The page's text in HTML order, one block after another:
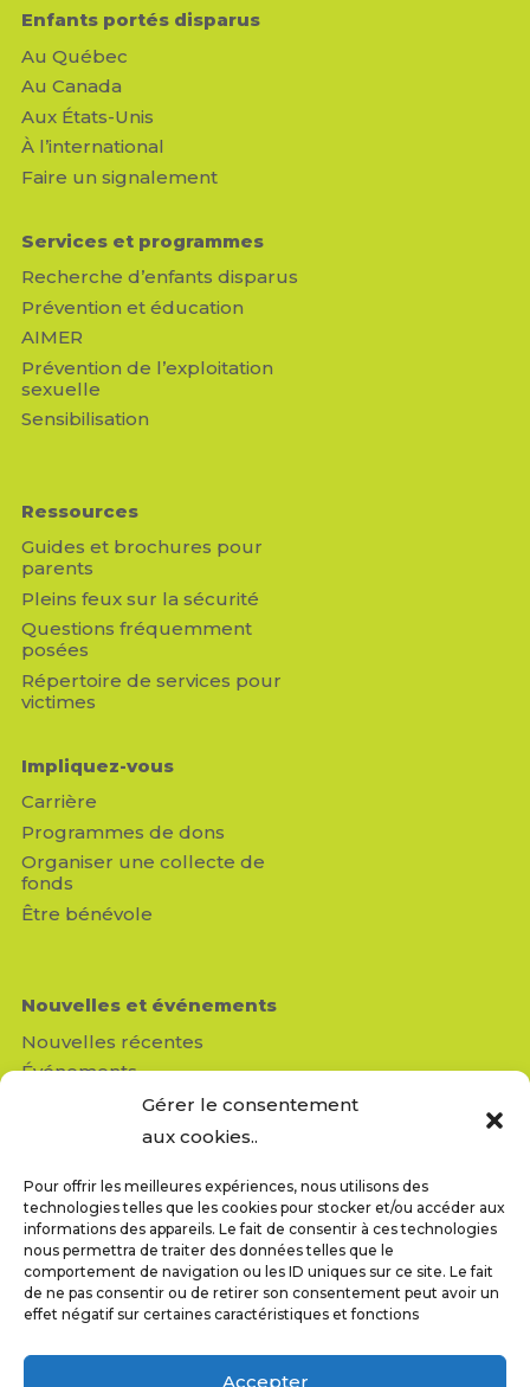
Gérer le consentement
aux cookies..
Pour offrir les meilleures expériences, nous utilisons des
technologies telles que les cookies pour stocker et/ou accéder aux
informations des appareils. Le fait de consentir à ces technologies
nous permettra de traiter des données telles que le
comportement de navigation ou les ID uniques sur ce site. Le fait
de ne pas consentir ou de retirer son consentement peut avoir un
effet négatif sur certaines caractéristiques et fonctions
Accepter
Enfants portés disparus
Au Québec
Au Canada
Aux États-Unis
À l’international
Faire un signalement
Services et programmes
Recherche d’enfants disparus
Prévention et éducation
AIMER
Prévention de l’exploitation
sexuelle
Sensibilisation
Ressources
Guides et brochures pour
parents
Pleins feux sur la sécurité
Questions fréquemment
posées
Répertoire de services pour
victimes
Impliquez-vous
Carrière
Programmes de dons
Organiser une collecte de
fonds
Être bénévole
Nouvelles et événements
Nouvelles récentes
Événements
Revue de presse
Contactez-nous
Réseau Enfants-Retour
950, av. Beaumont, bureau 103
Montréal (QC) H3N 1V5
info@reseauenfantsretour.ong
F : 514-843-8211